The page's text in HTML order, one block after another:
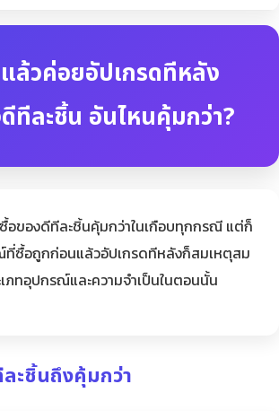
ล้วค่อยอัปเกรดทีหลัง
ทีละชิ้น อันไหนคุ้มกว่า?
อของดีทีละชิ้นคุ้มกว่าในเกือบทุกกรณี แต่ก็
ที่ซื้อถูกก่อนแล้วอัปเกรดทีหลังก็สมเหตุสม
ภทอุปกรณ์และความจำเป็นในตอนนั้น
ะชิ้นถึงคุ้มกว่า